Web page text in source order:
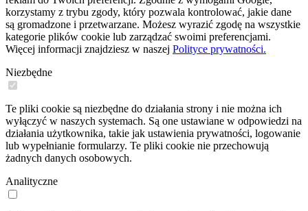
korzystamy z trybu zgody, który pozwala kontrolować, jakie dane
są gromadzone i przetwarzane. Możesz wyrazić zgodę na wszystkie
kategorie plików cookie lub zarządzać swoimi preferencjami.
Więcej informacji znajdziesz w naszej Polityce prywatności.
Niezbędne
Te pliki cookie są niezbędne do działania strony i nie można ich
wyłączyć w naszych systemach. Są one ustawiane w odpowiedzi na
działania użytkownika, takie jak ustawienia prywatności, logowanie
lub wypełnianie formularzy. Te pliki cookie nie przechowują
żadnych danych osobowych.
Analityczne